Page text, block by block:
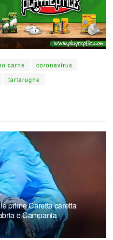
carne
coronavirus
tartarughe
prime Caretta caretta
e Campania